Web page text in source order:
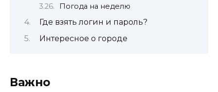
Погода на неделю
Где взять логин и пароль?
Интересное о городе
Важно